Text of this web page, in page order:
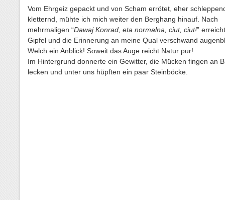
Vom Ehrgeiz gepackt und von Scham errötet, eher
kletternd, mühte ich mich weiter den Berghang hinauf. Nach
mehrmaligen “Dawaj Konrad, eta normalna, ciut, ciut!”
Gipfel und die Erinnerung an meine Qual verschwand
Welch ein Anblick! Soweit das Auge reicht Natur pur!
Im Hintergrund donnerte ein Gewitter, die Mücken fingen an
lecken und unter uns hüpften ein paar Steinböcke.